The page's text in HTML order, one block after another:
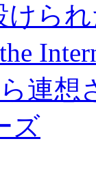
けら
連想
ズ